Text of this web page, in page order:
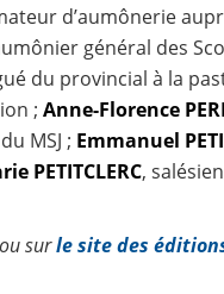
d’aumônerie
général des
du provincial à la
; Anne-Florence
MSJ ; Emmanuel
PETITCLERC,
surle site des